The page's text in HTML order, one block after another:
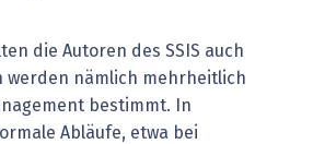
die Autoren des SSIS auch
werden nämlich mehrheitlich
bestimmt. In
Abläufe, etwa bei